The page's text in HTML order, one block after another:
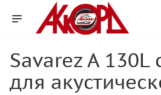
Savarez A 130L
для